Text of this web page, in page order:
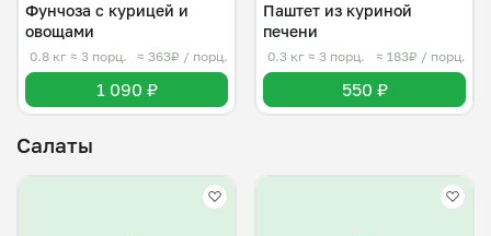
Фунчоза с курицей и
овощами
0.8 кг ≈ 3 порц. ≈ 363₽ / порц.
1 090 ₽
Паштет из куриной
печени
0.3 кг ≈ 3 порц. ≈ 183₽ / порц.
550 ₽
Салаты